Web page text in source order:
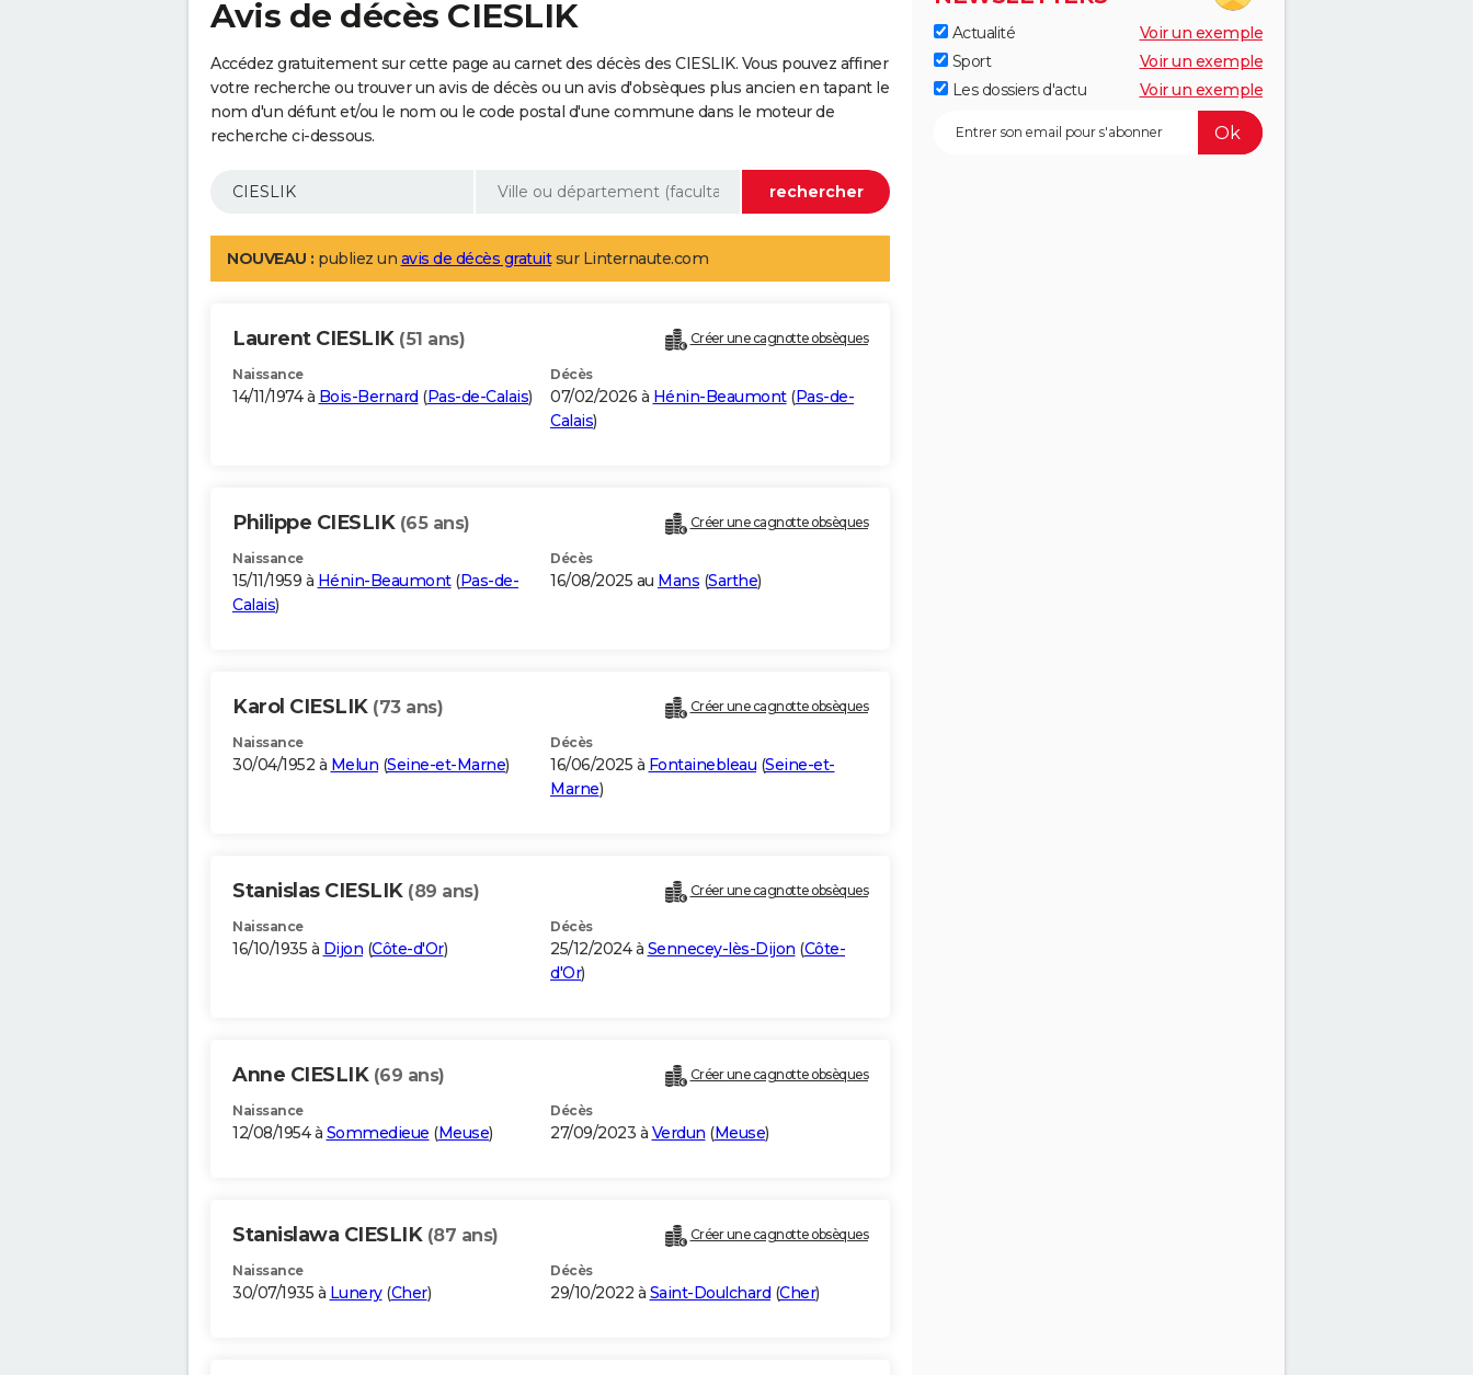
Avis de décès CIESLIK
Accédez gratuitement sur cette page au carnet des décès des CIESLIK. Vous pouvez affiner
votre recherche ou trouver un avis de décès ou un avis d'obsèques plus ancien en tapant le
nom d'un défunt et/ou le nom ou le code postal d'une commune dans le moteur de
recherche ci-dessous.
NOUVEAU : publiez un avis de décès gratuitsur Linternaute.com
Laurent CIESLIK (51 ans) Créer une cagnotte obsèques
Naissance
14/11/1974 à Bois-Bernard (Pas-de-Calais)
Décès
07/02/2026 à Hénin-Beaumont(Pas-de-
Calais)
Philippe CIESLIK (65 ans) Créer une cagnotte obsèques
Naissance
15/11/1959 à Hénin-Beaumont(Pas-de-
Calais)
Décès
16/08/2025 au Mans (Sarthe)
Karol CIESLIK (73 ans) Créer une cagnotte obsèques
Naissance
30/04/1952 à Melun (Seine-et-Marne)
Décès
16/06/2025 à Fontainebleau (Seine-et-
Marne)
Stanislas CIESLIK (89 ans) Créer une cagnotte obsèques
Naissance
16/10/1935 à Dijon (Côte-d'Or)
Décès
25/12/2024 à Sennecey-lès-Dijon (Côte-
d'Or)
Anne CIESLIK (69 ans) Créer une cagnotte obsèques
Naissance
12/08/1954 à Sommedieue (Meuse)
Décès
27/09/2023 à Verdun (Meuse)
Stanislawa CIESLIK (87 ans) Créer une cagnotte obsèques
Naissance
30/07/1935 à Lunery(Cher)
Décès
29/10/2022 à Saint-Doulchard (Cher)
Actualité
Voir un exemple
Sport
Voir un exemple
Les dossiers d'actu
Voir un exemple